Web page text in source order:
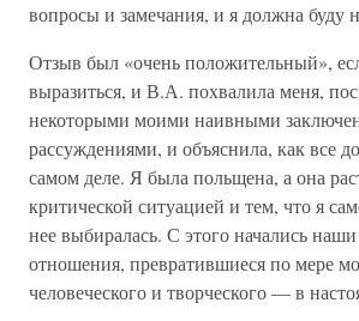
вопросы и замечания, и я должна буду
Отзыв был «очень положительный»,
выразиться, и В.А. похвалила меня,
некоторыми моими наивными
рассуждениями, и объяснила, как все
самом деле. Я была польщена, а она
критической ситуацией и тем, что я
нее выбиралась. С этого начались
отношения, превратившиеся по мере
человеческого и творческого — в